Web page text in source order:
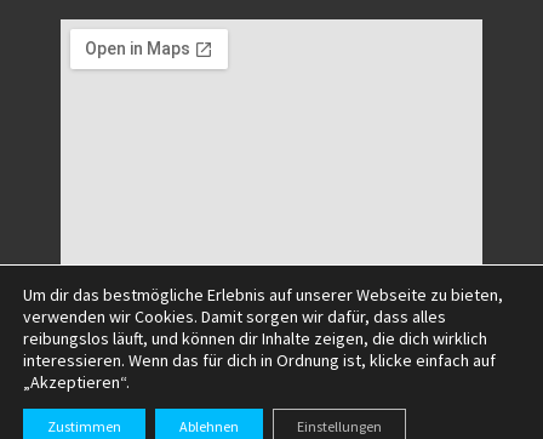
©2025 All Right Reserved.
Um dir das bestmögliche Erlebnis auf unserer Webseite zu bieten,
verwenden wir Cookies. Damit sorgen wir dafür, dass alles
reibungslos läuft, und können dir Inhalte zeigen, die dich wirklich
interessieren. Wenn das für dich in Ordnung ist, klicke einfach auf
„Akzeptieren“.
Zustimmen Ablehnen Einstellungen